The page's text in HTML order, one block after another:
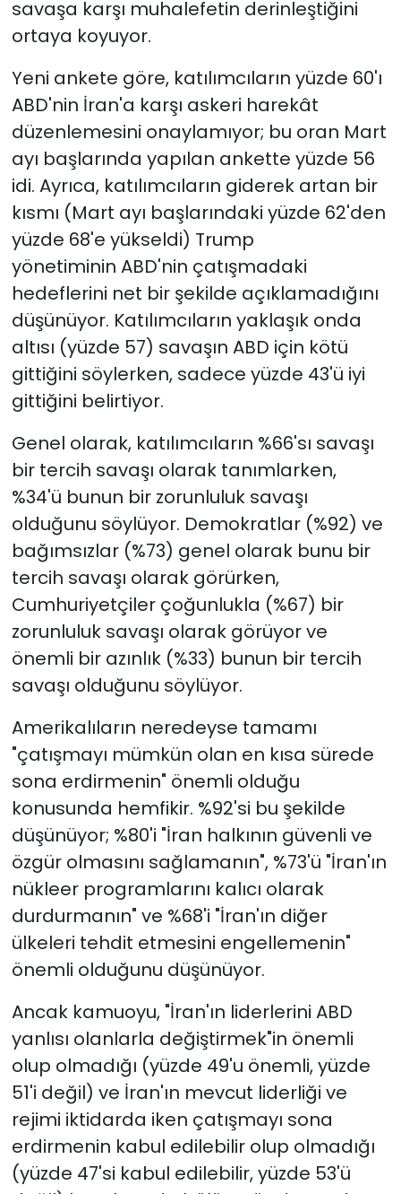
savaşa karşı muhalefetin derinleştiğini
ortaya koyuyor.
Yeni ankete göre, katılımcıların yüzde 60'ı
ABD'nin İran'a karşı askeri harekât
düzenlemesini onaylamıyor; bu oran Mart
ayı başlarında yapılan ankette yüzde 56
idi. Ayrıca, katılımcıların giderek artan bir
kısmı (Mart ayı başlarındaki yüzde 62'den
yüzde 68'e yükseldi) Trump
yönetiminin ABD'nin çatışmadaki
hedeflerini net bir şekilde açıklamadığını
düşünüyor. Katılımcıların yaklaşık onda
altısı (yüzde 57) savaşın ABD için kötü
gittiğini söylerken, sadece yüzde 43'ü iyi
gittiğini belirtiyor.
Genel olarak, katılımcıların %66'sı savaşı
bir tercih savaşı olarak tanımlarken,
%34'ü bunun bir zorunluluk savaşı
olduğunu söylüyor. Demokratlar (%92) ve
bağımsızlar (%73) genel olarak bunu bir
tercih savaşı olarak görürken,
Cumhuriyetçiler çoğunlukla (%67) bir
zorunluluk savaşı olarak görüyor ve
önemli bir azınlık (%33) bunun bir tercih
savaşı olduğunu söylüyor.
Amerikalıların neredeyse tamamı
"çatışmayı mümkün olan en kısa sürede
sona erdirmenin" önemli olduğu
konusunda hemfikir. %92'si bu şekilde
düşünüyor; %80'i "İran halkının güvenli ve
özgür olmasını sağlamanın", %73'ü "İran'ın
nükleer programlarını kalıcı olarak
durdurmanın" ve %68'i "İran'ın diğer
ülkeleri tehdit etmesini engellemenin"
önemli olduğunu düşünüyor.
Ancak kamuoyu, "İran'ın liderlerini ABD
yanlısı olanlarla değiştirmek"in önemli
olup olmadığı (yüzde 49'u önemli, yüzde
51'i değil) ve İran'ın mevcut liderliği ve
rejimi iktidarda iken çatışmayı sona
erdirmenin kabul edilebilir olup olmadığı
(yüzde 47'si kabul edilebilir, yüzde 53'ü